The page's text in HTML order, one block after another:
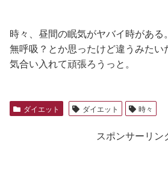
時々、昼間の眠気がヤバイ時がある。
無呼吸？とか思ったけど違うみたい
気合い入れて頑張ろうっと。
ダイエット ダイエット 時々
スポンサーリン